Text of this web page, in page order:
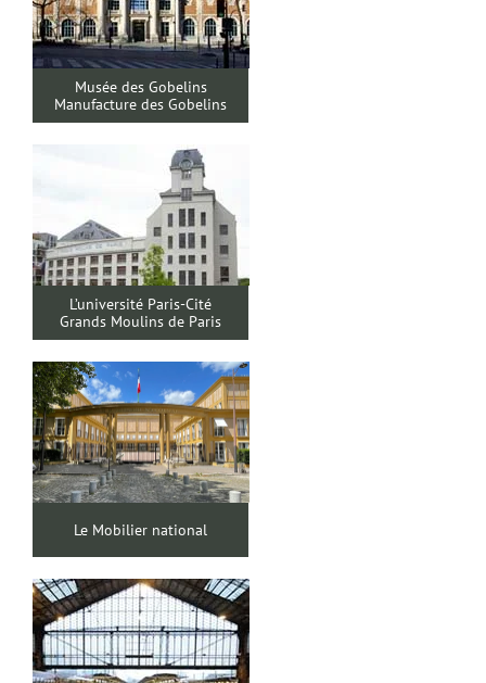
Musée des Gobelins
Manufacture des Gobelins
L’université Paris-Cité
Grands Moulins de Paris
Le Mobilier national